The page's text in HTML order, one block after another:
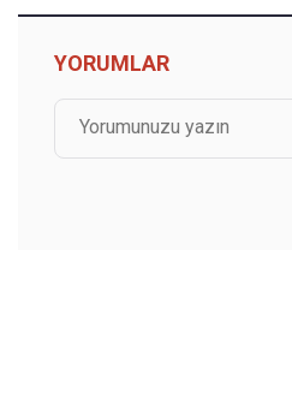
YORUMLAR